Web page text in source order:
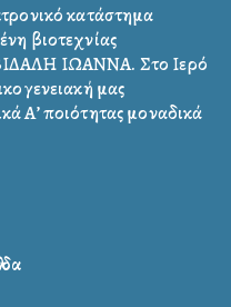
κατάστημα
βιοτεχνίας
ΙΩΑΝΝΑ. Στο Ιερό
μας
Α’ ποιότητας μοναδικά